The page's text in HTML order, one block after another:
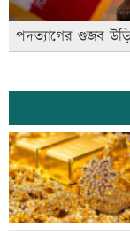
পদত্যাগের গুজব